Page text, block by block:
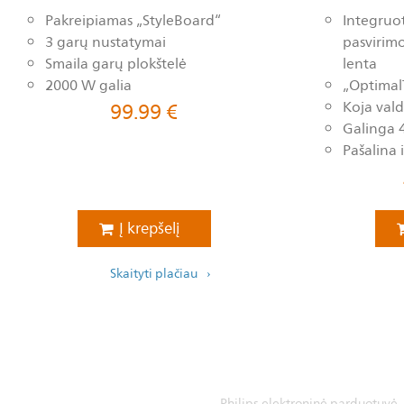
Pakreipiamas „StyleBoard“
3 garų nustatymai
Smaila garų plokštelė
2000 W galia
99.99€
Į krepšelį
Skaityti plačiau
lenta
Koja
Galinga